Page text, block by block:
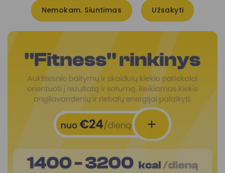
Nemokam. Siuntimas Užsakyti